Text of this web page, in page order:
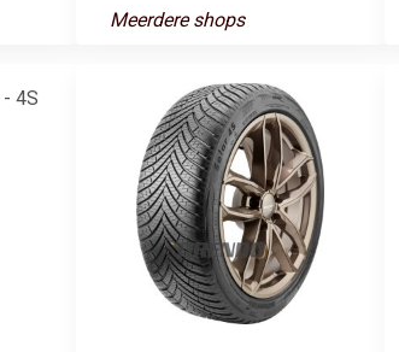
Meerdere shops